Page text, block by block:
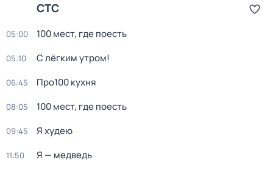
СТС
05:00 100 мест, где поесть
05:10 С лёгким утром!
06:45 Про100 кухня
08:05 100 мест, где поесть
09:45 Я худею
11:50 Я — медведь